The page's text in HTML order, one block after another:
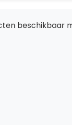
beschikbaar